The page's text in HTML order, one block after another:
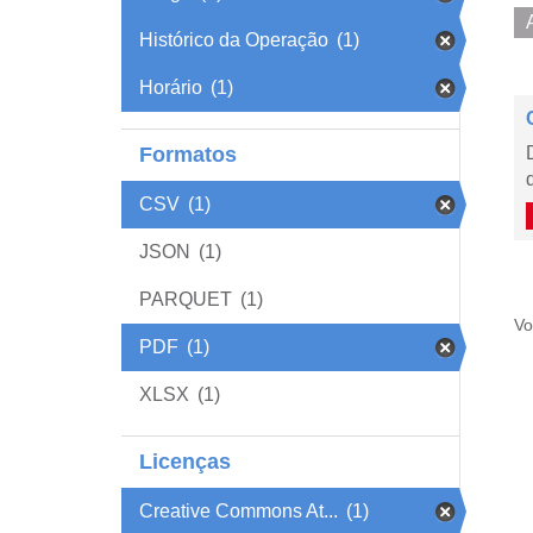
Histórico da Operação (1)
Horário (1)
Formatos
CSV (1)
JSON (1)
PARQUET (1)
PDF (1)
XLSX (1)
Licenças
Creative Commons At... (1)